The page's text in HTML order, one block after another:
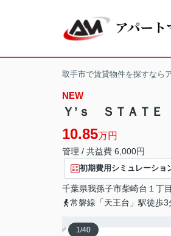
取手市で賃貸物件を探すなら
NEW
Ｙ’ｓ ＳＴＡＴＥ
10.85万円
管理 / 共益費 6,000円
初期費用シミュレーショ
千葉県我孫子市柴崎台 １丁
常磐線「天王台」駅徒歩3
1/40